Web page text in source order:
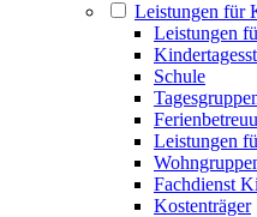
Leistungen für
Leistungen
Schule
Leistungen
Fachdienst
Kostenträger